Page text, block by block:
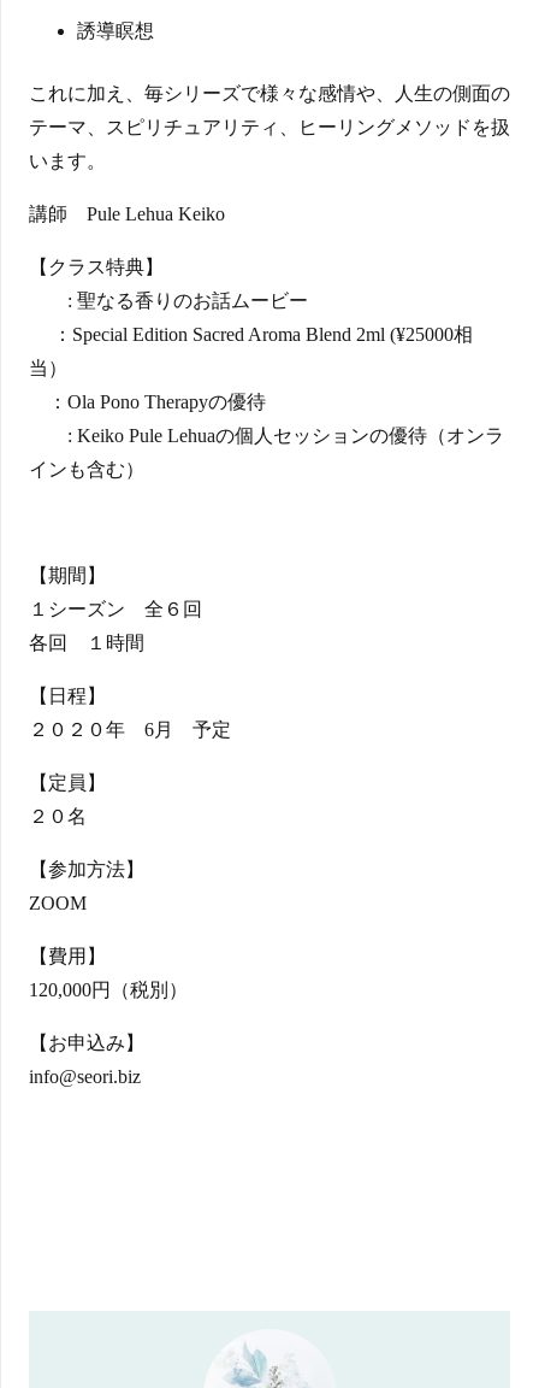
誘導瞑想
これに加え、毎シリーズで様々な感情や、人生の側面の
テーマ、スピリチュアリティ、ヒーリングメソッドを扱
います。
講師 Pule Lehua Keiko
【クラス特典】
: 聖なる香りのお話ムービー
：Special Edition Sacred Aroma Blend 2ml (¥25000相
当）
：Ola Pono Therapyの優待
: Keiko Pule Lehuaの個人セッションの優待（オンラ
インも含む）
【期間】
１シーズン 全６回
各回 １時間
【日程】
２０２０年 6月 予定
【定員】
２０名
【参加方法】
ZOOM
【費用】
120,000円（税別）​
【お申込み】
info@seori.biz